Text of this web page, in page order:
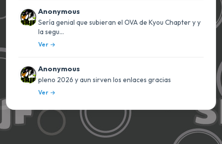
Anonymous
Sería genial que subieran el OVA de Kyou Chapter y y
la segu...
Ver
Anonymous
pleno 2026 y aun sirven los enlaces gracias
Ver